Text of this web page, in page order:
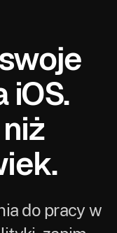
iOS.
do pracy w